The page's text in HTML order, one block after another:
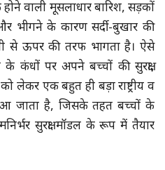
वाली मूसलाधार बारिश, सड़कों
भीगने के कारण सर्दी-बुखार की
से ऊपर की तरफ भागता है। ऐसे
कंधों पर अपने बच्चों की सुरक्षा,
लेकर एक बहुत ही बड़ा राष्ट्रीय व
आ जाता है, जिसके तहत बच्चों के
सुरक्षा मॉडल के रूप में तैयार